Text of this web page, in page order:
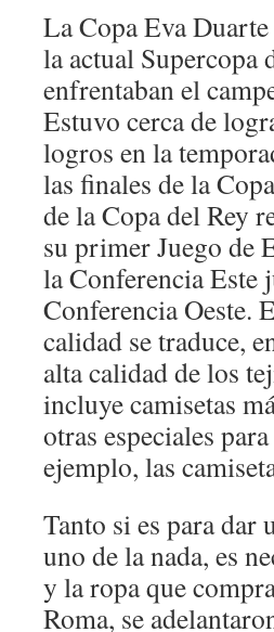
La Copa Eva
la actual Supercopa
enfrentaban el
Estuvo cerca de
logros en la
las finales de la
de la Copa del Rey
su primer Juego de
la Conferencia Este
Conferencia Oeste.
calidad se traduce,
alta calidad de los
incluye camisetas
otras especiales
ejemplo, las
Tanto si es para dar
uno de la nada, es
y la ropa que
Roma, se